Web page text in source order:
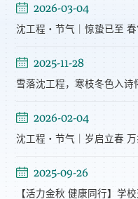
2026-03-04
沈工程・节气｜惊蛰已至 春
2025-11-28
雪落沈工程，寒枝冬色入诗
2026-02-04
沈工程・节气｜岁启立春
2025-09-26
【活力金秋 健康同行】学